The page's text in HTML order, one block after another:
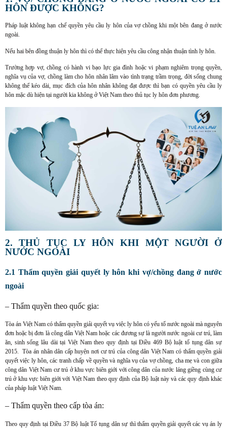
HÔN ĐƯỢC KHÔNG?
Pháp luật không hạn chế quyền yêu cầu ly hôn của vợ chồng khi một bên đang ở nước
ngoài.
Nếu hai bên đồng thuận ly hôn thì có thể thực hiện yêu cầu công nhận thuận tình ly hôn.
Trường hợp vợ, chồng có hành vi bạo lực gia đình hoặc vi phạm nghiêm trọng quyền,
nghĩa vụ của vợ, chồng làm cho hôn nhân lâm vào tình trạng trầm trọng, đời sống chung
không thể kéo dài, mục đích của hôn nhân không đạt được thì bạn có quyền yêu cầu ly
hôn mặc dù hiện tại người kia không ở Việt Nam theo thủ tục ly hôn đơn phương.
2. THỦ TỤC LY HÔN KHI MỘT NGƯỜI Ở
NƯỚC NGOÀI
2.1 Thẩm quyền giải quyết ly hôn khi vợ/chồng đang ở nước
ngoài
– Thẩm quyền theo quốc gia:
Tòa án Việt Nam có thẩm quyền giải quyết vụ việc ly hôn có yếu tố nước ngoài mà nguyên
đơn hoặc bị đơn là công dân Việt Nam hoặc các đương sự là người nước ngoài cư trú, làm
ăn, sinh sống lâu dài tại Việt Nam theo quy định tại Điều 469 Bộ luật tố tụng dân sự
2015. Tòa án nhân dân cấp huyện nơi cư trú của công dân Việt Nam có thẩm quyền giải
quyết việc ly hôn, các tranh chấp về quyền và nghĩa vụ của vợ chồng, cha mẹ và con giữa
công dân Việt Nam cư trú ở khu vực biên giới với công dân của nước láng giềng cùng cư
trú ở khu vực biên giới với Việt Nam theo quy định của Bộ luật này và các quy định khác
của pháp luật Việt Nam.
– Thẩm quyền theo cấp tòa án:
Theo quy định tại Điều 37 Bộ luật Tố tụng dân sự thì thẩm quyền giải quyết các vụ án ly